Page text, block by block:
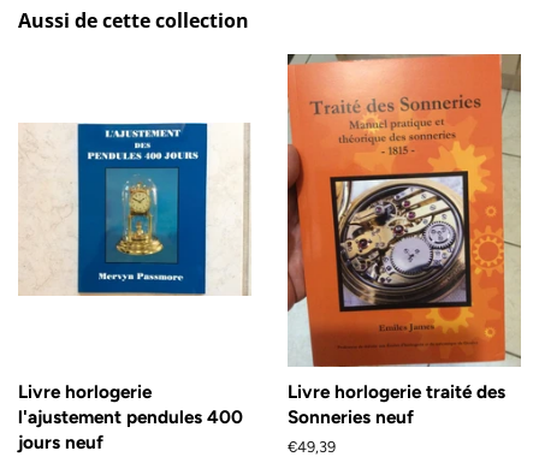
Aussi de cette collection
Livre horlogerie
l'ajustement pendules 400
jours neuf
Livre horlogerie traité des
Sonneries neuf
Prix
€49,39